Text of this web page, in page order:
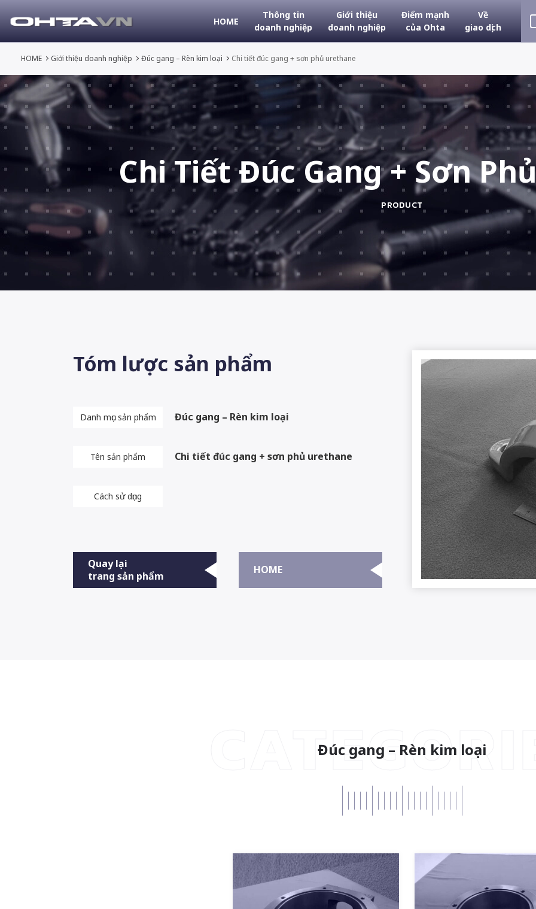
HOME
Thông tin
doanh nghiệp
Giới thiệu
doanh nghiệp
Điểm mạnh
của Ohta
Về
giao dịch
HOME Giới thiệu doanh nghiệp Đúc gang – Rèn kim loại Chi tiết đúc gang + sơn phủ urethane
Chi Tiết Đúc Gang + Sơn
PRODUCT
Tóm lược sản phẩm
Danh mục sản phẩm Đúc gang – Rèn kim loại
Tên sản phẩm Chi tiết đúc gang + sơn phủ urethane
Cách sử dụng
Quay lại
trang sản phẩm
HOME
Đúc gang – Rèn kim loại